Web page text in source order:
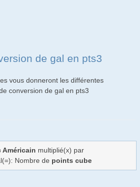
de gal en pts3
vous donneront les différentes
conversion de gal en pts3
Américain multiplié(x) par
Nombre de points cube